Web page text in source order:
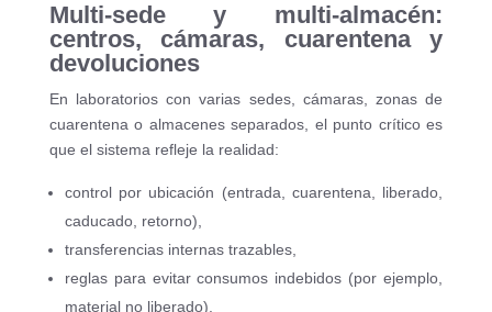
Multi-sede y multi-almacén:
centros, cámaras, cuarentena y
devoluciones
En laboratorios con varias sedes, cámaras, zonas de
cuarentena o almacenes separados, el punto crítico es
que el sistema refleje la realidad:
control por ubicación (entrada, cuarentena, liberado,
caducado, retorno),
transferencias internas trazables,
reglas para evitar consumos indebidos (por ejemplo,
material no liberado).